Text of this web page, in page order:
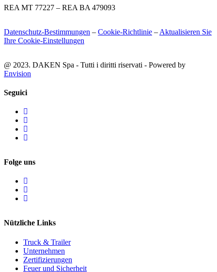
REA MT 77227 – REA BA 479093
Datenschutz-Bestimmungen – Cookie-Richtlinie – Aktualisieren Sie
Ihre Cookie-Einstellungen
@ 2023. DAKEN Spa - Tutti i diritti riservati - Powered by
Envision
Seguici
Folge uns
Nützliche Links
Truck & Trailer
Unternehmen
Zertifizierungen
Feuer und Sicherheit